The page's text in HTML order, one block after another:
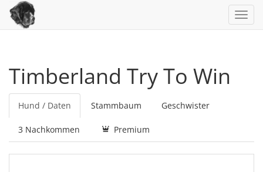
Timberland Try To Win
Hund / Daten Stammbaum Geschwister
3 Nachkommen Premium